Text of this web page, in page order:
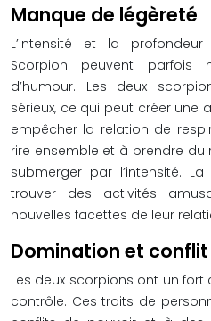
Manque de légèreté
L’intensité et la
Scorpion peuvent parfois
d’humour. Les deux
sérieux, ce qui peut créer
empêcher la relation de
rire ensemble et à prendre
submerger par l’intensité.
trouver des activités
nouvelles facettes de leur
Domination et conflit
Les deux scorpions ont un
contrôle. Ces traits de